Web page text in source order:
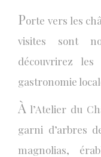
Porte vers les
visites sont
découvrirez
gastronomie
À l’Atelier du
garni d’arbres
magnolias,